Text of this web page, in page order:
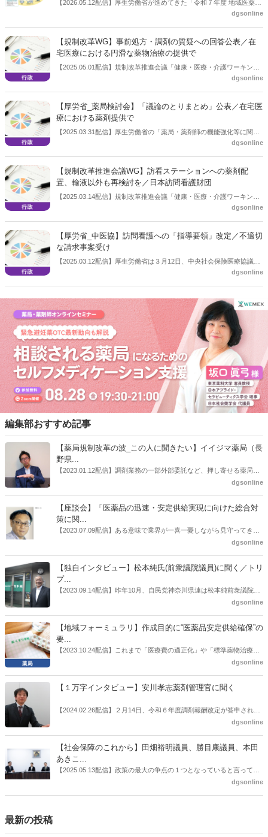
【2026.05.12配信】厚生労働省が進めてきた「令和７年度 地域医薬品
提供体制構築推進事業」。その概要について、厚生労働省が４月15日
た。https://www.mhlw.go.jp/content/11121000/001691195.pdf
dgsonline
【規制改革WG】事前処方・調剤の質疑への回答公表／在
宅医療における円滑な薬物治療の提供で
【2025.05.01配信】規制改革推進会議「健康・医療・介護ワーキン
グ・グループ(第5回)」が５月１日、開催された。その中で令和７年３
専門委員からの追加質疑・意見に対する厚生労働省の回答を公表し
た。
dgsonline
【厚労省_薬局検討会】「議論のとりまとめ」公表／在宅医
療における薬剤提供で
【2025.03.31配信】厚生労働省の「薬局・薬剤師の機能強化等に関す
る検討会」は３月31日、「これまでの議論のまとめ」 を公表した。
ている。 同検討会は2024年９月にも「地域における薬局・薬剤師の
あり方に関するテーマで議論のとりまとめを公表している。今回は、
同検討会でのとりまとめ第２弾となり、「在宅医療における薬剤提供
のあり方について」に関するものとなっている。
dgsonline
【規制改革推進会議WG】訪看ステーションへの薬剤配
置、輸液以外も再検討を／日本訪問看護財団
【2025.03.14配信】規制改革推進会議「健康・医療・介護ワーキン
dgsonline
【厚労省_中医協】訪問看護への「指導要領」改定／不適切
な請求事案受け
【2025.03.12配信】厚生労働省は３月12日、中央社会保険医療協議会
（中医協）総会を開き、訪問看護ステーションの指導要領の改定を了
dgsonline
編集部おすすめ記事
【薬局規制改革の波_この人に聞きたい】イイジマ薬局（長
野県...
【2023.01.12配信】調剤業務の一部外部委託など、押し寄せる薬局業
界への規制改革の波。この規制改革の波を薬局業界はどう受け止めた
はないだろうか。本紙ではこうした問題について、厚労省「薬局薬剤
師の業務及び薬局の機能に関するワーキンググループ」に参考人とし
ても出席していたイイジマ薬局（長野県上田市）開設者である飯島裕
dgsonline
【座談会】「医薬品の迅速・安定供給実現に向けた総合対
策に関...
【2023.07.09配信】ある意味で業界が一喜一憂しながら見守ってきた
厚労省「医薬品の迅速・安定供給実現に向けた総合対策に関する有識
書がとりまとめられた。ドラビズon-lineでは検討会を総括する目的で
厚労省医政局医薬産業振興・医療情報企画課長（医薬産業振興・医療
情報企画課セルフケア・セルフメディケーション推進室長併任）安藤
公一氏や青山学院大学名誉教授の三村優美子氏、 日本保険薬局協会医
dgsonline
【独自インタビュー】松本純氏(前衆議院議員)に聞く／トリ
プ...
【2023.09.14配信】昨年10月、自民党神奈川県連は松本純前衆議院議
員を「自民党神奈川1区」（横浜市中区・磯子区・金沢区）の支部長
候補の前提となるもの。薬剤師に関わる政策に広く・深く関わってき
た同氏の復活に向けた薬剤師業界の期待には熱いものがある。不透明
感の払拭できない医療・介護・障害者サービスのトリプル改定等へ
の、薬剤師業界の強い危機感の裏返しといってもいいだろう。本稿で
dgsonline
【地域フォーミュラリ】作成目的に“医薬品安定供給確保”の
要...
【2023.10.24配信】これまで「医療費の適正化」や「標準薬物治療の
推進」などが目的とされることが多かった地域フォーミュラリの作
た。医薬品の安定供給確保だ。10月22日に開かれた「日本フォーミュ
飯田市）は、会員薬局から安定供給確保への強い要望があったことを
受け、安定供給確保が見込めるPPI３成分について銘柄を含めて選定
dgsonline
【１万字インタビュー】安川孝志薬剤管理官に聞く
【2024.02.26配信】２月14日、令和６年度調剤報酬改定が答申され
た。本紙では、厚生労働省保険局医療課・薬剤管理官の安川孝志氏
dgsonline
【社会保障のこれから】田畑裕明議員、勝目康議員、本田
あきこ...
【2025.05.13配信】政策の最大の争点の１つとなっていると言っても
よいのが社会保障のこれからのあり方だ。特に与党では、政府関係者
dgsonline
最新の投稿